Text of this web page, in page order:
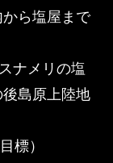
から塩屋まで
ナメリの塩
島原上陸地
標）